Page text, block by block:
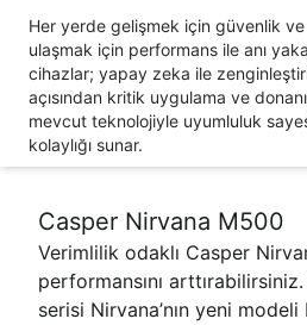
Her yerde gelişmek için güvenlik
ulaşmak için performans ile anı
cihazlar; yapay zeka ile
açısından kritik uygulama ve
mevcut teknolojiyle uyumluluk
kolaylığı sunar.
Casper Nirvana M500
Verimlilik odaklı Casper
performansını arttırabilirsiniz.
serisi Nirvana’nın yeni